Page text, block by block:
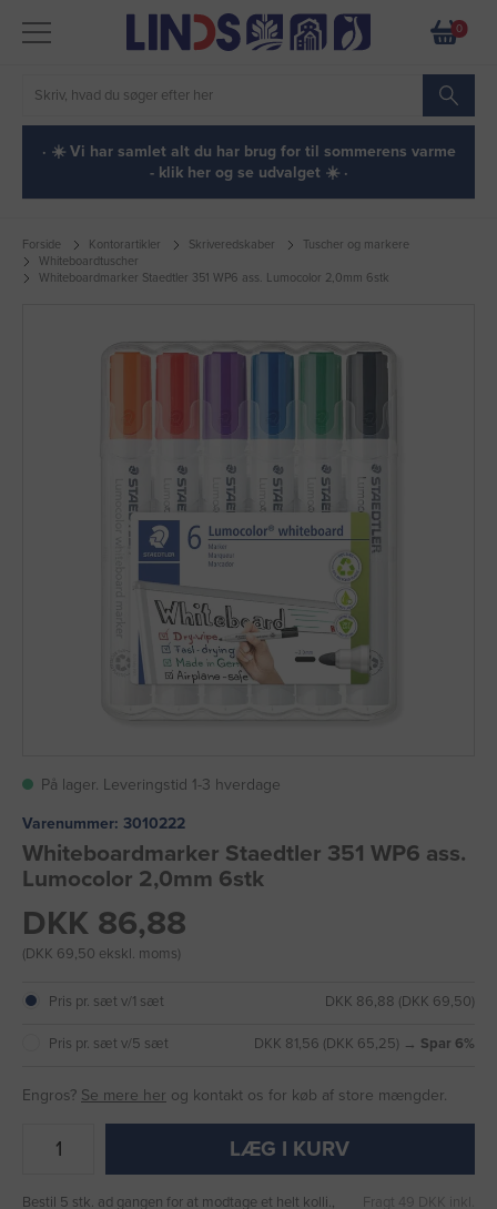
0
· ☀️ Vi har samlet alt du har brug for til sommerens varme
- klik her og se udvalget ☀️ ·
Forside Kontorartikler Skriveredskaber
Tuscher og markere
Whiteboardtuscher
Whiteboardmarker Staedtler 351 WP6 ass. Lumocolor 2,0mm 6stk
På lager. Leveringstid 1-3 hverdage
Varenummer: 3010222
Whiteboardmarker Staedtler 351 WP6 ass.
Lumocolor 2,0mm 6stk
DKK 86,88
(DKK 69,50 ekskl. moms)
Pris pr. sæt v/1 sæt DKK 86,88 (DKK 69,50)
Pris pr. sæt v/5 sæt DKK 81,56 (DKK 65,25) → Spar 6%
Engros? Se mere her og kontakt os for køb af store mængder.
LÆG I KURV
Bestil 5 stk. ad gangen for at modtage et helt kolli.,
Fragt 49 DKK inkl.